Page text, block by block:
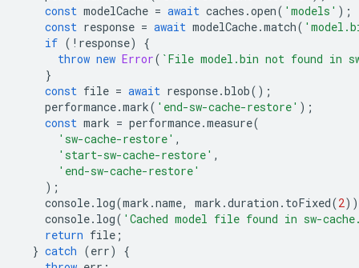
const modelCache = await caches .open( 'models' );
const response = await modelCache.match(
if ( ! response)
{
throw new Error( `File model.bin not found in
}
const file = await response.blob();
performance.mark( 'end-sw-cache-restore' );
const mark = performance.measure(
'sw-cache-restore' ,
'start-sw-cache-restore' ,
'end-sw-cache-restore'
);
console. log(mark .name, mark .duration . toFixed(2
console. log( 'Cached model file found in sw-
return file ;
} catch (err)
{